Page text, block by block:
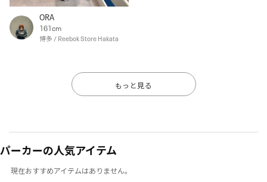
ORA
161cm
博多 / Reebok Store Hakata
もっと見る
パーカーの人気アイテム
現在おすすめアイテムはありません。